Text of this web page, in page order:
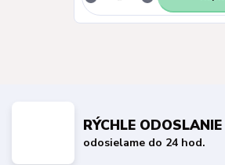
RÝCHLE ODOSLANIE
odosielame do 24 hod.